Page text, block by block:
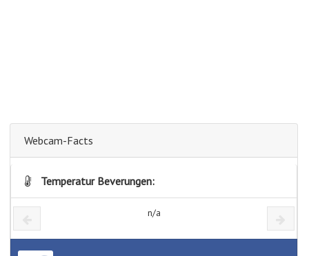
Webcam-Facts
Temperatur Beverungen:
n/a